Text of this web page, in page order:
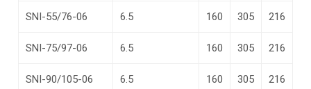
SNI-55/76-06 6.5 160 305 216
SNI-75/97-06 6.5 160 305 216
SNI-90/105-06 6.5 160 305 216